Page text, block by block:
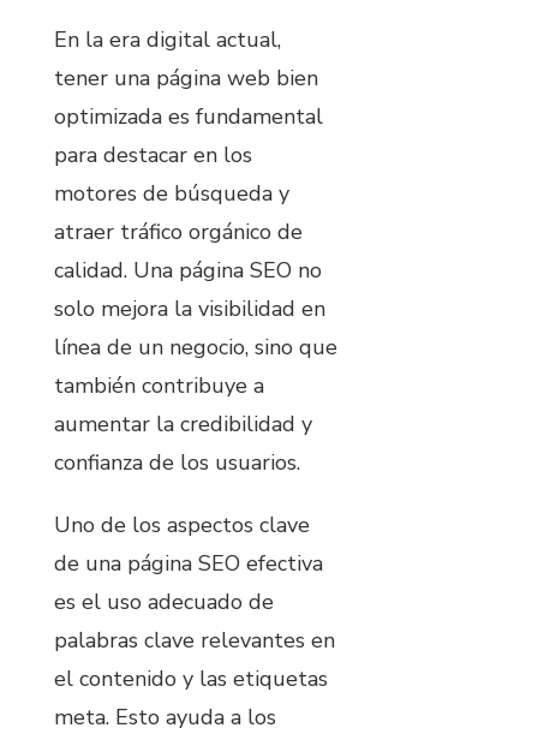
En la era digital actual,
tener una página web bien
optimizada es fundamental
para destacar en los
motores de búsqueda y
atraer tráfico orgánico de
calidad. Una página SEO no
solo mejora la visibilidad en
línea de un negocio, sino que
también contribuye a
aumentar la credibilidad y
confianza de los usuarios.
Uno de los aspectos clave
de una página SEO efectiva
es el uso adecuado de
palabras clave relevantes en
el contenido y las etiquetas
meta. Esto ayuda a los